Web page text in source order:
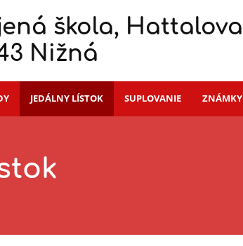
škola, Hattalova
Nižná
JEDÁLNY LÍSTOK SUPLOVANIE ZNÁMKY